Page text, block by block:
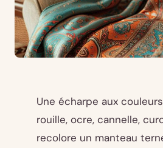
Une écharpe aux
rouille, ocre, cannelle,
recolore un manteau